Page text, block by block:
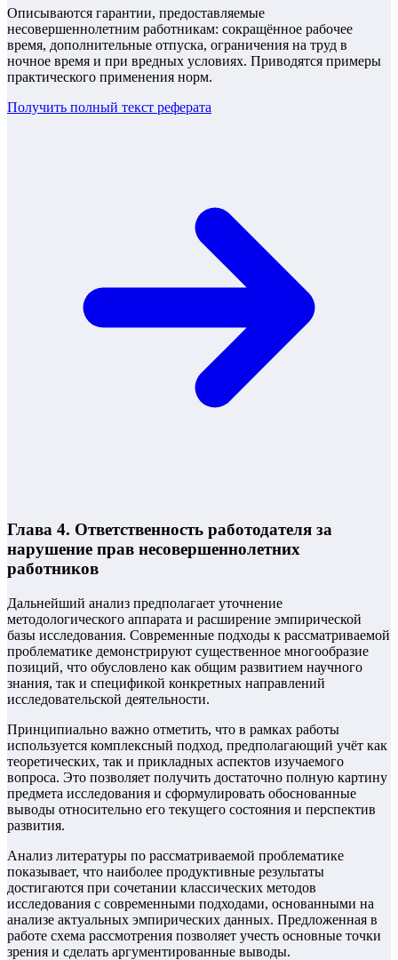
Описываются гарантии, предоставляемые
несовершеннолетним работникам: сокращённое рабочее
время, дополнительные отпуска, ограничения на труд в
ночное время и при вредных условиях. Приводятся примеры
практического применения норм.
Получить полный текст реферата
Глава 4. Ответственность работодателя за
нарушение прав несовершеннолетних
работников
Дальнейший анализ предполагает уточнение
методологического аппарата и расширение эмпирической
базы исследования. Современные подходы к рассматриваемой
проблематике демонстрируют существенное многообразие
позиций, что обусловлено как общим развитием научного
знания, так и спецификой конкретных направлений
исследовательской деятельности.
Принципиально важно отметить, что в рамках работы
используется комплексный подход, предполагающий учёт как
теоретических, так и прикладных аспектов изучаемого
вопроса. Это позволяет получить достаточно полную картину
предмета исследования и сформулировать обоснованные
выводы относительно его текущего состояния и перспектив
развития.
Анализ литературы по рассматриваемой проблематике
показывает, что наиболее продуктивные результаты
достигаются при сочетании классических методов
исследования с современными подходами, основанными на
анализе актуальных эмпирических данных. Предложенная в
работе схема рассмотрения позволяет учесть основные точки
зрения и сделать аргументированные выводы.